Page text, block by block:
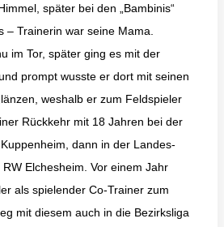
später bei den „Bambinis“
– Trainerin war seine Mama.
im Tor, später ging es mit der
prompt wusste er dort mit seinen
weshalb er zum Feldspieler
Rückkehr mit 18 Jahren bei der
dann in der Landes-
Elchesheim. Vor einem Jahr
als spielender Co-Trainer zum
mit diesem auch in die Bezirksliga